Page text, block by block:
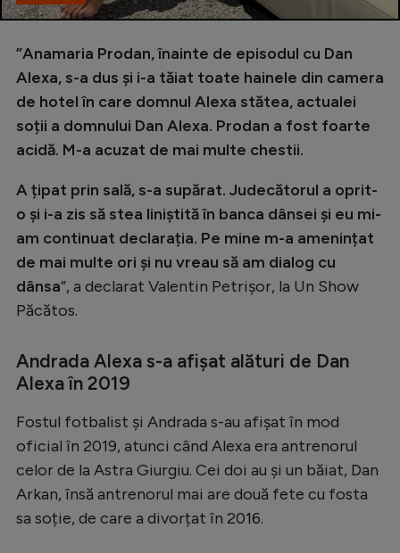
”Anamaria Prodan, înainte de episodul cu Dan
Alexa, s-a dus și i-a tăiat toate hainele din camera
de hotel în care domnul Alexa stătea, actualei
soții a domnului Dan Alexa. Prodan a fost foarte
acidă. M-a acuzat de mai multe chestii.
A țipat prin sală, s-a supărat. Judecătorul a oprit-
o și i-a zis să stea liniștită în banca dânsei și eu mi-
am continuat declarația. Pe mine m-a amenințat
de mai multe ori și nu vreau să am dialog cu
dânsa”, a declarat Valentin Petrișor, la Un Show
Păcătos.
Andrada Alexa s-a afișat alături de Dan
Alexa în 2019
Fostul fotbalist și Andrada s-au afișat în mod
oficial în 2019, atunci când Alexa era antrenorul
celor de la Astra Giurgiu. Cei doi au și un băiat, Dan
Arkan, însă antrenorul mai are două fete cu fosta
sa soție, de care a divorțat în 2016.